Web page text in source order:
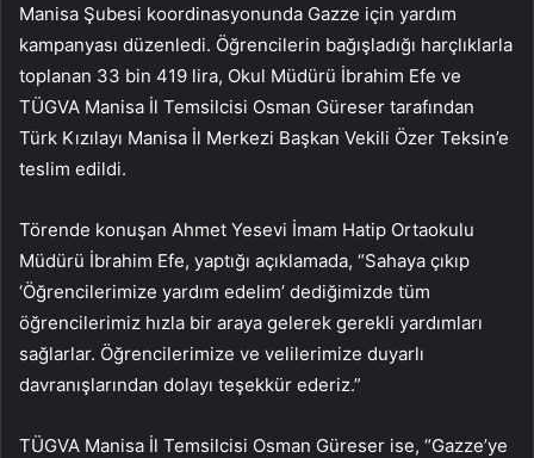
Manisa Şubesi koordinasyonunda Gazze için yardım
kampanyası düzenledi. Öğrencilerin bağışladığı harçlıklarla
toplanan 33 bin 419 lira, Okul Müdürü İbrahim Efe ve
TÜGVA Manisa İl Temsilcisi Osman Güreser tarafından
Türk Kızılayı Manisa İl Merkezi Başkan Vekili Özer Teksin’e
teslim edildi.
Törende konuşan Ahmet Yesevi İmam Hatip Ortaokulu
Müdürü İbrahim Efe, yaptığı açıklamada, “Sahaya çıkıp
‘Öğrencilerimize yardım edelim’ dediğimizde tüm
öğrencilerimiz hızla bir araya gelerek gerekli yardımları
sağlarlar. Öğrencilerimize ve velilerimize duyarlı
davranışlarından dolayı teşekkür ederiz.”
TÜGVA Manisa İl Temsilcisi Osman Güreser ise, “Gazze’ye